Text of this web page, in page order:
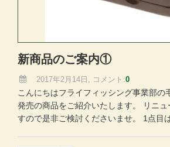
新商品のご案内①
2017年2月14日, コメント:0
こんにちはフライフィッシング事業部の
発売の商品をご紹介いたします。 リニュ
すので是非ご検討くださいませ。 1点目